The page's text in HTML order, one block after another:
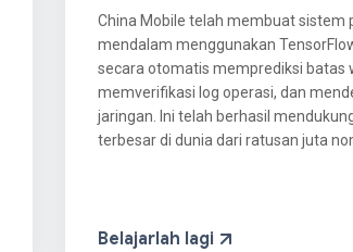
China Mobile telah membuat sistem
mendalam menggunakan
secara otomatis memprediksi batas
memverifikasi log operasi, dan
jaringan. Ini telah berhasil
terbesar di dunia dari ratusan juta
Belajarlah lagi